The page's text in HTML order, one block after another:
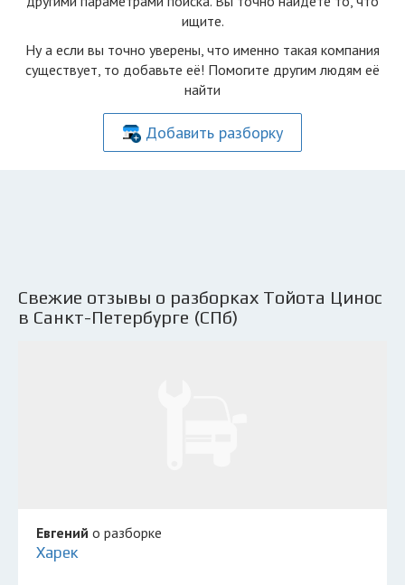
ищите.
Ну а если вы точно уверены, что именно такая компания
существует, то добавьте её! Помогите другим людям её
найти
Добавить разборку
Свежие отзывы о разборках Тойота Цинос
в Санкт-Петербурге (СПб)
Евгений о разборке
Харек